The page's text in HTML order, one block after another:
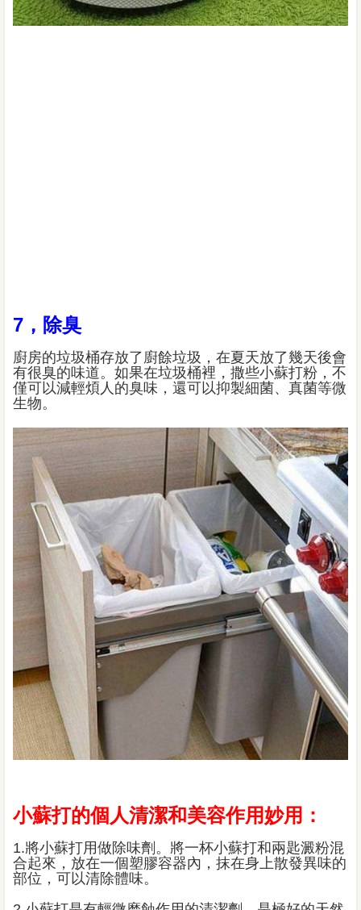
7，除臭
廚房的垃圾桶存放了廚餘垃圾，在夏天放了幾天後會
有很臭的味道。如果在垃圾桶裡，撒些小蘇打粉，不
僅可以減輕煩人的臭味，還可以抑製細菌、真菌等微
生物。
小蘇打的個人清潔和美容作用妙用：
1.將小蘇打用做除味劑。將一杯小蘇打和兩匙澱粉混
合起來，放在一個塑膠容器內，抹在身上散發異味的
部位，可以清除體味。